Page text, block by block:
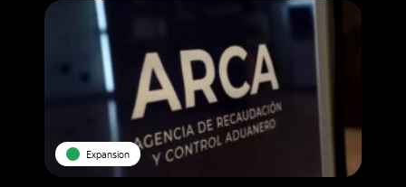
Expansion